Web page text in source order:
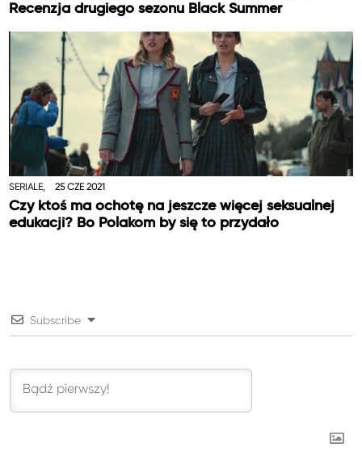
Recenzja drugiego sezonu Black Summer
SERIALE, 25 CZE 2021
Czy ktoś ma ochotę na jeszcze więcej seksualnej
edukacji? Bo Polakom by się to przydało
Subscribe